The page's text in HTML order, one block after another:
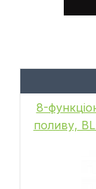
8-
поливу,